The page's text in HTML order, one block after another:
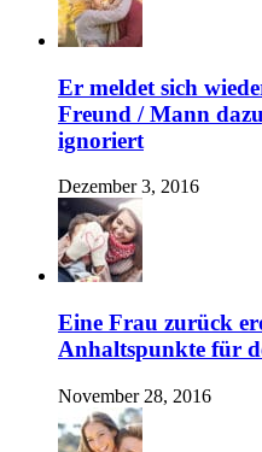
Er meldet sich
Freund / Mann
ignoriert
Dezember 3, 2016
Eine Frau zurück
Anhaltspunkte für
November 28, 2016